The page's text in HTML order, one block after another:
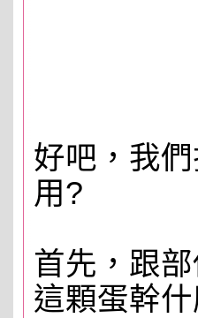
好吧，我
用?
首先，跟
這顆蛋幹